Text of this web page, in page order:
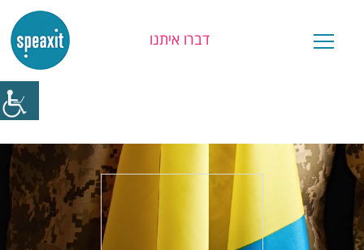
דברו איתנו
יש לכם שאלה?